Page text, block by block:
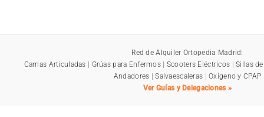
Red de Alquiler Ortopedia Madrid:
Camas Articuladas | Grúas para Enfermos | Scooters Eléctricos |Sillas
Andadores |Salvaescaleras |Oxígeno y CPAP
Ver Guías y Delegaciones »